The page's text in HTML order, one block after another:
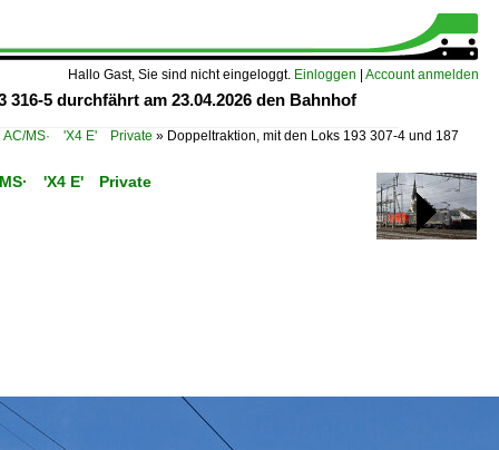
Hallo Gast, Sie sind nicht eingeloggt. Einloggen Account anmelden
5 durchfährt am 23.04.2026 den Bahnhof
AC/MS· 'X4 E' Private » Doppeltraktion, mit den Loks 193 307-4 und 187
MS· 'X4 E' Private